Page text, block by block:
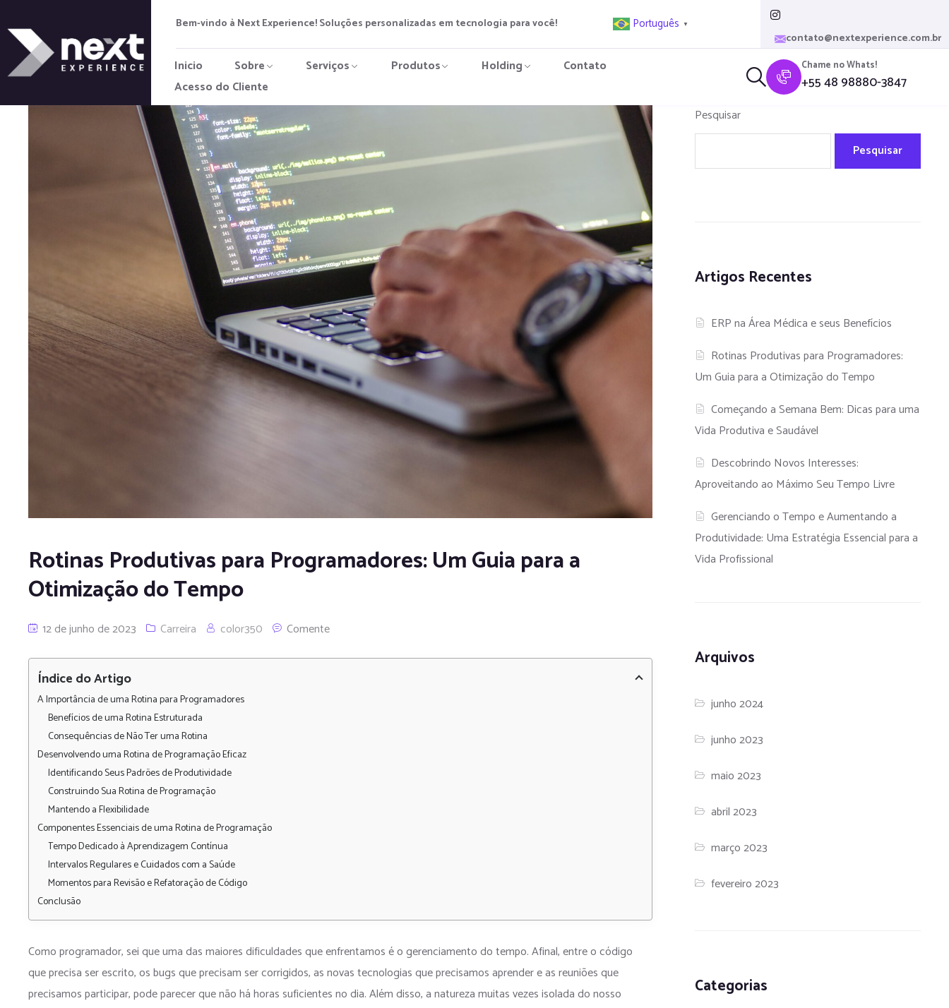
Bem-vindo à Next Experience! Soluções personalizadas em tecnologia para você! Português ▼
contato@nextexperience.com.br
Inicio Sobre Serviços Produtos Holding
Contato
Acesso do Cliente
Chame no Whats!
+55 48 98880-3847
Rotinas Produtivas para Programadores: Um Guia para a
Otimização do Tempo
12 de junho de 2023 Carreira color350 Comente
Índice do Artigo
A Importância de uma Rotina para Programadores
Benefícios de uma Rotina Estruturada
Consequências de Não Ter uma Rotina
Desenvolvendo uma Rotina de Programação Eficaz
Identificando Seus Padrões de Produtividade
Construindo Sua Rotina de Programação
Mantendo a Flexibilidade
Componentes Essenciais de uma Rotina de Programação
Tempo Dedicado à Aprendizagem Contínua
Intervalos Regulares e Cuidados com a Saúde
Momentos para Revisão e Refatoração de Código
Conclusão
Como programador, sei que uma das maiores dificuldades que enfrentamos é o gerenciamento do tempo. Afinal, entre o código
que precisa ser escrito, os bugs que precisam ser corrigidos, as novas tecnologias que precisamos aprender e as reuniões que
precisamos participar, pode parecer que não há horas suficientes no dia. Além disso, a natureza muitas vezes isolada do nosso
Pesquisar
Pesquisar
Artigos Recentes
ERP na Área Médica e seus Benefícios
Rotinas Produtivas para Programadores:
Um Guia para a Otimização do Tempo
Começando a Semana Bem: Dicas para uma
Vida Produtiva e Saudável
Descobrindo Novos Interesses:
Aproveitando ao Máximo Seu Tempo Livre
Gerenciando o Tempo e Aumentando a
Produtividade: Uma Estratégia Essencial para a
Vida Profissional
Arquivos
junho 2024
junho 2023
maio 2023
abril 2023
março 2023
fevereiro 2023
Categorias